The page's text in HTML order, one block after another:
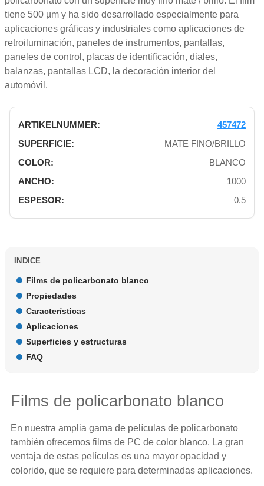
tiene 500 µm y ha sido desarrollado especialmente para
aplicaciones gráficas y industriales como aplicaciones de
retroiluminación, paneles de instrumentos, pantallas,
paneles de control, placas de identificación, diales,
balanzas, pantallas LCD, la decoración interior del
automóvil.
457472
MATE FINO/BRILLO
BLANCO
1000
0.5
INDICE
Films de policarbonato blanco
Propiedades
Características
Aplicaciones
Superficies y estructuras
FAQ
Films de policarbonato blanco
En nuestra amplia gama de películas de policarbonato
también ofrecemos films de PC de color blanco. La gran
ventaja de estas películas es una mayor opacidad y
colorido, que se requiere para determinadas aplicaciones.